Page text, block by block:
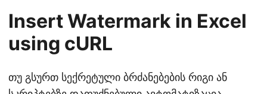
Insert Watermark in Excel
using cURL
თუ გსურთ სექრეტული ბრძანებების რიგი ან